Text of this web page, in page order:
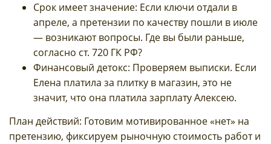
Срок имеет значение: Если ключи отдали в
апреле, а претензии по качеству пошли в июле
— возникают вопросы. Где вы были раньше,
согласно ст. 720 ГК РФ?
Финансовый детокс: Проверяем выписки. Если
Елена платила за плитку в магазин, это не
значит, что она платила зарплату Алексею.
План действий: Готовим мотивированное «нет» на
претензию, фиксируем рыночную стоимость работ и